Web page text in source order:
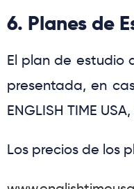
6. Planes de
El plan de estudio
presentada, en
ENGLISH TIME USA,
Los precios de los